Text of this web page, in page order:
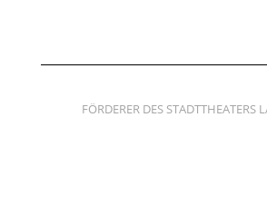
FÖRDERER DES STADTTHEATERS